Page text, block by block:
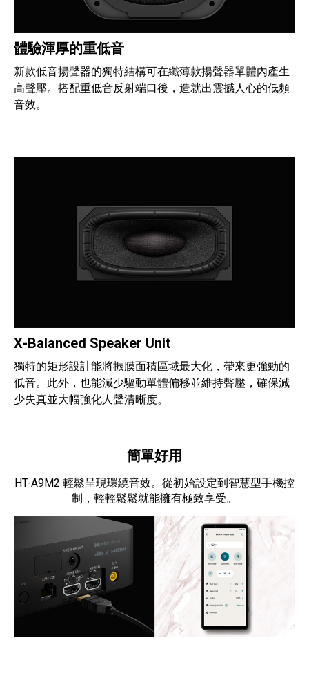
體驗渾厚的重低音
新款低音揚聲器的獨特結構可在纖薄款揚聲器單體內產生
高聲壓。搭配重低音反射端口後，造就出震撼人心的低頻
音效。
X-Balanced Speaker Unit
獨特的矩形設計能將振膜面積區域最大化，帶來更強勁的
低音。此外，也能減少驅動單體偏移並維持聲壓，確保減
少失真並大幅強化人聲清晰度。
簡單好用
HT-A9M2 輕鬆呈現環繞音效。從初始設定到智慧型手機控
制，輕輕鬆鬆就能擁有極致享受。